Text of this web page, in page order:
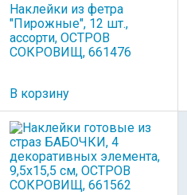
Наклейки из фетра
"Пирожные", 12 шт.,
ассорти, ОСТРОВ
СОКРОВИЩ, 661476
В корзину